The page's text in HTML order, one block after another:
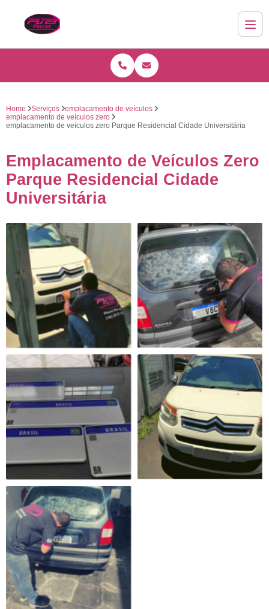
Home Serviços
emplacamento de veículos
emplacamento de veículos zero
emplacamento de veículos zero Parque Residencial Cidade Universitária
Emplacamento de Veículos Zero
Parque Residencial Cidade
Universitária